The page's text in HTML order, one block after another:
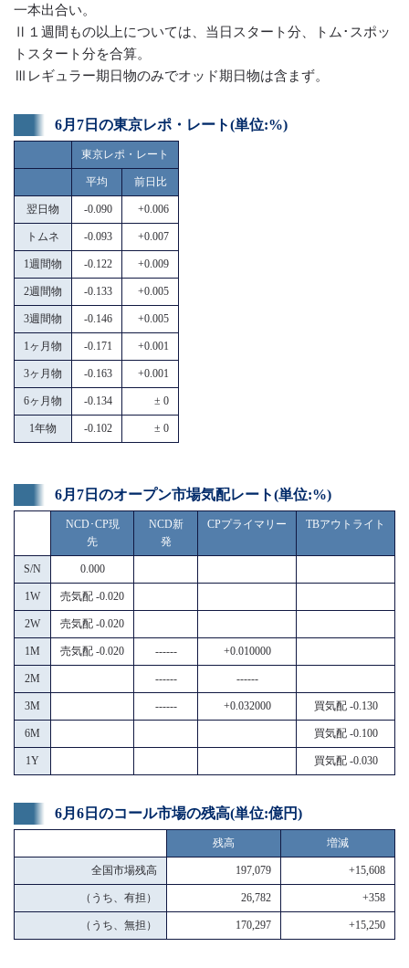
一本出合い。
Ⅱ１週間もの以上については、当日スタート分、トム･スポッ
トスタート分を合算。
Ⅲレギュラー期日物のみでオッド期日物は含まず。
6月7日の東京レポ・レート(単位:%)
東京レポ・レート
平均 前日比
翌日物 -0.090 +0.006
トムネ -0.093 +0.007
1週間物 -0.122 +0.009
2週間物 -0.133 +0.005
3週間物 -0.146 +0.005
1ヶ月物 -0.171 +0.001
3ヶ月物 -0.163 +0.001
6ヶ月物 -0.134 ± 0
1年物 -0.102 ± 0
6月7日のオープン市場気配レート(単位:%)
NCD･CP現
先
NCD新
発
CPプライマリー TBアウトライト
S/N 0.000
1W 売気配 -0.020
2W 売気配 -0.020
1M 売気配 -0.020 ------ +0.010000
2M ------ ------
3M ------ +0.032000 買気配 -0.130
6M 買気配 -0.100
1Y 買気配 -0.030
6月6日のコール市場の残高(単位:億円)
残高 増減
全国市場残高 197,079 +15,608
（うち、有担） 26,782 +358
（うち、無担） 170,297 +15,250